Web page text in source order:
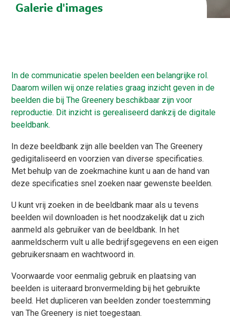
Galerie d'images
In de communicatie spelen beelden een belangrijke rol.
Daarom willen wij onze relaties graag inzicht geven in de
beelden die bij The Greenery beschikbaar zijn voor
reproductie. Dit inzicht is gerealiseerd dankzij de digitale
beeldbank.
In deze beeldbank zijn alle beelden van The Greenery
gedigitaliseerd en voorzien van diverse specificaties.
Met behulp van de zoekmachine kunt u aan de hand van
deze specificaties snel zoeken naar gewenste beelden.
U kunt vrij zoeken in de beeldbank maar als u tevens
beelden wil downloaden is het noodzakelijk dat u zich
aanmeld als gebruiker van de beeldbank. In het
aanmeldscherm vult u alle bedrijfsgegevens en een eigen
gebruikersnaam en wachtwoord in.
Voorwaarde voor eenmalig gebruik en plaatsing van
beelden is uiteraard bronvermelding bij het gebruikte
beeld. Het dupliceren van beelden zonder toestemming
van The Greenery is niet toegestaan.